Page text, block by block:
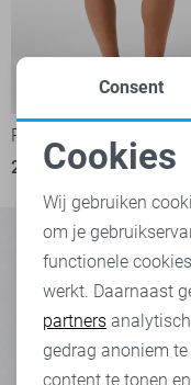
Pieces Korte broek
20,00
39,99
Noodzakelijke
Personalisatie
Analytische
Marketing
Consent
Cookies
Wij gebruiken
om je
functionele
werkt. Daarnaast
partners
gedrag anoniem
content te tonen